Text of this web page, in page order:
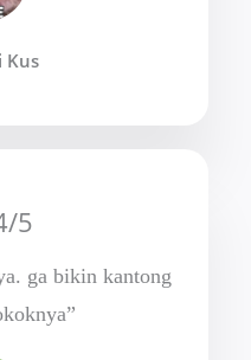
Kus
5
ga bikin kantong